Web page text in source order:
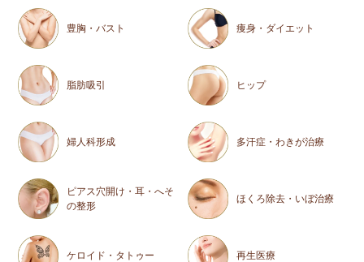
豊胸・バスト 痩身・ダイエット
脂肪吸引 ヒップ
婦人科形成 多汗症・わきが治療
ピアス穴開け・耳・へそ
の整形
ほくろ除去・いぼ治療
ケロイド・タトゥー 再生医療